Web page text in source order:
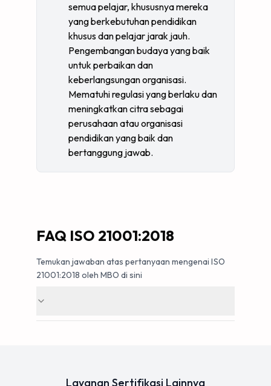
semua pelajar, khususnya mereka
yang berkebutuhan pendidikan
khusus dan pelajar jarak jauh.
Pengembangan budaya yang baik
untuk perbaikan dan
keberlangsungan organisasi.
Mematuhi regulasi yang berlaku dan
meningkatkan citra sebagai
perusahaan atau organisasi
pendidikan yang baik dan
bertanggung jawab.
FAQ ISO 21001:2018
Temukan jawaban atas pertanyaan mengenai ISO
21001:2018 oleh MBO di sini
Layanan Sertifikasi Lainnya